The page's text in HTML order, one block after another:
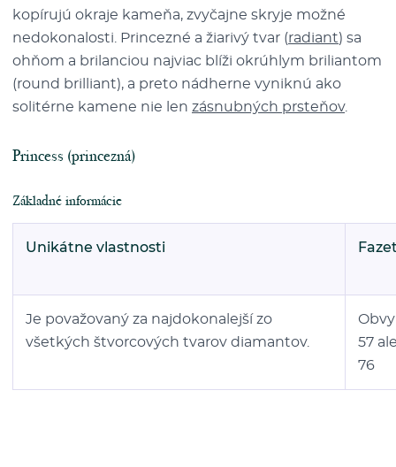
kopírujú okraje kameňa, zvyčajne skryje možné
nedokonalosti. Princezné a žiarivý tvar (radiant) sa
ohňom a brilanciou najviac blíži okrúhlym briliantom
(round brilliant), a preto nádherne vyniknú ako
solitérne kamene nie len zásnubných prsteňov.
Princess (princezná)
Základné informácie
Unikátne vlastnosti
Je považovaný za najdokonalejší zo
všetkých štvorcových tvarov diamantov.
57
76